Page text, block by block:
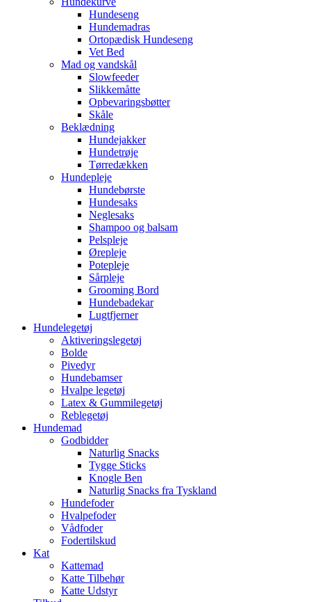
Hundeseng
Hundemadras
Ortopædisk Hundeseng
Vet Bed
Mad og vandskål
Slowfeeder
Slikkemåtte
Opbevaringsbøtter
Skåle
Beklædning
Hundejakker
Hundetrøje
Tørredækken
Hundepleje
Hundebørste
Hundesaks
Neglesaks
Shampoo og balsam
Pelspleje
Ørepleje
Potepleje
Sårpleje
Grooming Bord
Hundebadekar
Lugtfjerner
Hundelegetøj
Aktiveringslegetøj
Bolde
Pivedyr
Hundebamser
Hvalpe legetøj
Latex & Gummilegetøj
Reblegetøj
Hundemad
Godbidder
Naturlig Snacks
Tygge Sticks
Knogle Ben
Naturlig Snacks fra Tyskland
Hundefoder
Hvalpefoder
Vådfoder
Fodertilskud
Kat
Kattemad
Katte Tilbehør
Katte Udstyr